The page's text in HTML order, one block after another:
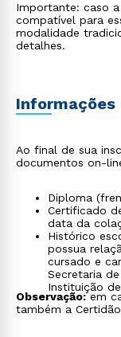
Importante: caso
compatível para
modalidade
detalhes.
Informações
Ao final de sua
documentos on-
Diploma
Certificado
data da
Histórico
possua
cursado e
Secretaria
Instituição
Observação:em
também a